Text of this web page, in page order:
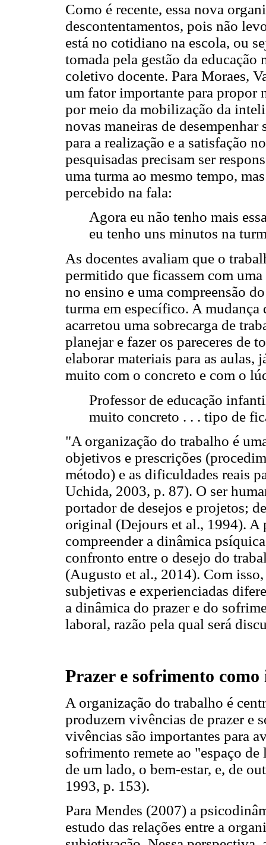
Como é recente, essa nova
descontentamentos, pois não
está no cotidiano na escola, ou
tomada pela gestão da
coletivo docente. Para Moraes,
um fator importante para propor
por meio da mobilização da
novas maneiras de
para a realização e a satisfação
pesquisadas precisam ser
uma turma ao mesmo tempo,
percebido na fala:
Agora eu não tenho mais
eu tenho uns minutos na
As docentes avaliam que o
permitido que ficassem com
no ensino e uma compreensão
turma em específico. A mudança
acarretou uma sobrecarga de
planejar e fazer os pareceres de
elaborar materiais para as aulas,
muito com o concreto e com o
Professor de educação
muito concreto . . . tipo de
"A organização do trabalho é
objetivos e prescrições
método) e as dificuldades reais
Uchida, 2003, p. 87). O ser
portador de desejos e projetos;
original (Dejours et al., 1994). A
compreender a dinâmica
confronto entre o desejo do
(Augusto et al., 2014). Com
subjetivas e experienciadas
a dinâmica do prazer e do
laboral, razão pela qual será
Prazer e sofrimento como
A organização do trabalho é
produzem vivências de prazer e
vivências são importantes para
sofrimento remete ao "espaço
de um lado, o bem-estar, e, de
1993, p. 153).
Para Mendes (2007) a
estudo das relações entre a